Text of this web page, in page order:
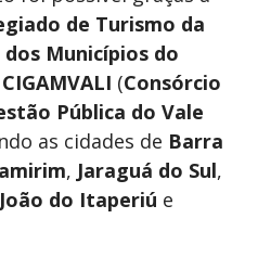
de Turismo da
dos Municípios do
CIGAMVALI (Consórcio
Pública do Vale
as cidades de Barra
, Jaraguá do Sul,
do Itaperiú e